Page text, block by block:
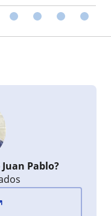
Pablo?